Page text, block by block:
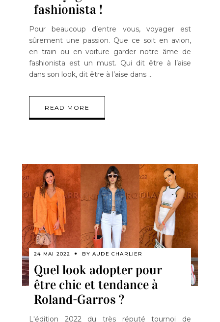
fashionista !
Pour beaucoup d’entre vous, voyager est
sûrement une passion. Que ce soit en avion,
en train ou en voiture garder notre âme de
fashionista est un must. Qui dit être à l’aise
dans son look, dit être à l’aise dans
READ MORE
24 MAI 2022 BY AUDE CHARLIER
Quel look adopter pour
être chic et tendance à
Roland-Garros ?
L'édition 2022 du très réputé tournoi de